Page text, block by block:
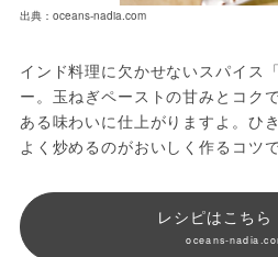
出典：oceans-nadia.com
インド料理に欠かせないスパイス
ー。玉ねぎペーストの甘みとコク
ある味わいに仕上がりますよ。ひ
よく炒めるのがおいしく作るコツで
レシピはこち
oceans-